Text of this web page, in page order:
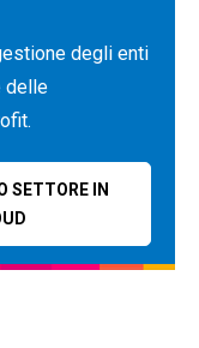
degli enti
delle
SETTORE IN